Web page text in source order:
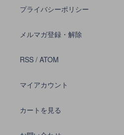
プライバシーポリシー
メルマガ登録・解除
RSS / ATOM
マイアカウント
カートを見る